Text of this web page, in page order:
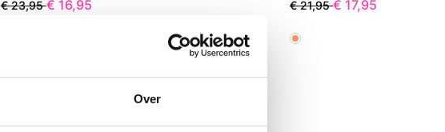
Over
€ 23,95€ 16,95 € 21,95€ 17,95